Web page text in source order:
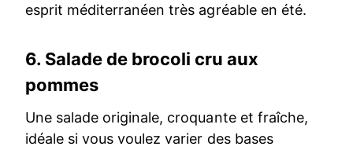
esprit méditerranéen très agréable en été.
6. Salade de brocoli cru aux
pommes
Une salade originale, croquante et fraîche,
idéale si vous voulez varier des bases